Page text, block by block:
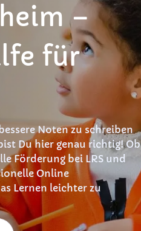
–
für
Noten zu schreiben
Du hier genau richtig! Ob
Förderung bei LRS und
Online
Lernen leichter zu